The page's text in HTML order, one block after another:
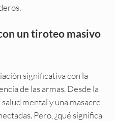
un tiroteo masivo
significativa con la
de las armas. Desde la
mental y una masacre
Pero, ¿qué significa